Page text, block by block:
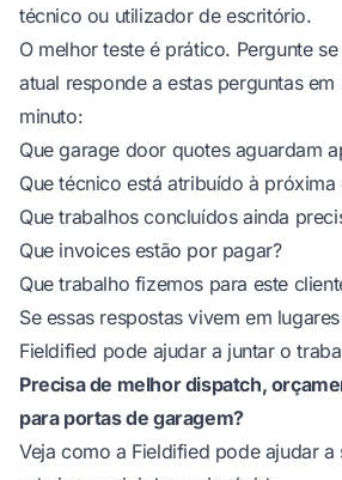
técnico ou utilizador de escritório.
O melhor teste é prático. Pergunte
atual responde a estas perguntas
minuto:
Que garage door quotes aguardam
Que técnico está atribuído à próxima
Que trabalhos concluídos ainda
Que invoices estão por pagar?
Que trabalho fizemos para este
Se essas respostas vivem em
Fieldified pode ajudar a juntar o
Precisa de melhor dispatch,
para portas de garagem?
Veja como a Fieldified pode ajudar a